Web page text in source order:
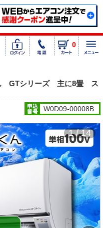
0
GTシリーズ 主に8畳 ス
W0D09-00008B
1 / 14